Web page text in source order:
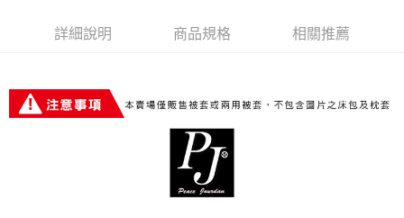
便利好安心！
【「AFTEE先享後付」結帳流程】
１．於結帳方式選擇「AFTEE先享後付」後，將跳轉至「AFTEE先享後付」
結帳頁面，進行簡訊認證並確認金額後，即可完成結帳。
２．訂單成立數日內，您將收到繳費通知簡訊。
３．收到繳費通知簡訊後14天內，點擊此簡訊中的連結，可透過四大超商／
ATM／網路銀行／等多元方式進行付款，方視為交易完成。
每筆NT$80
詳細說明 商品規格 相關推薦